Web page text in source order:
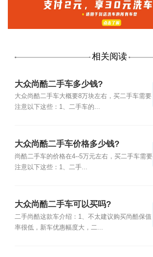
相关阅读
大众尚酷二手车多少钱?
大众尚酷二手车大概要8万块左右，买二手车需要
注意以下这些：1、二手车的...
大众尚酷二手车价格多少钱?
尚酷二手车的价格在4--5万元左右，买二手车需要
注意以下这些：1、二手...
大众尚酷二手车可以买吗?
二手尚酷这款车介绍：1、不太建议购买尚酷保值
率很低，新车优惠幅度大，二...